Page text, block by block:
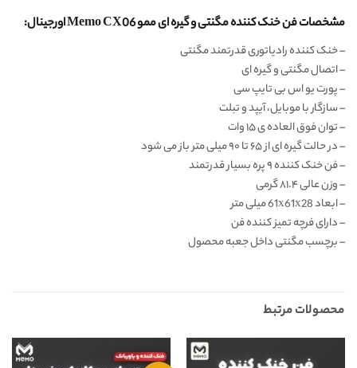
مشخصات فن خنک کننده مگنتی و گیره ای ممو Memo CX06 اورجینال:
– خنک کننده رادیاتوری قدرتمند مگنتی
– اتصال مگنتی و گیره ای
– پورت یو اس بی تایپ سی
– سازگار با موبایل، آیپد و تبلت
– توان فوق العاده ی ۱۵ وات
– در حالت گیره ای از ۶۵ تا ۹۰ میلی متر باز می شود
– فن خنک کننده ۹ پره بسیار قدرتمند
– وزن عالی ۸۱.۴ گرمی
– ابعاد 61x61x28 میلی متر
– دارای فرچه تمیز کننده فن
– برچسب مگنتی داخل جعبه محصول
محصولات مرتبط